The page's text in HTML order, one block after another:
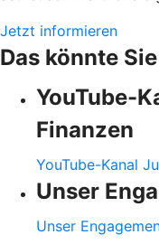
Jetzt informieren
Das könnte
YouTube-
Finanzen
YouTube-Kanal
Unser
Unser